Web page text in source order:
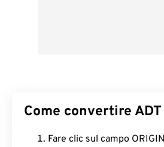
Come convertire
Fare clic sul campo